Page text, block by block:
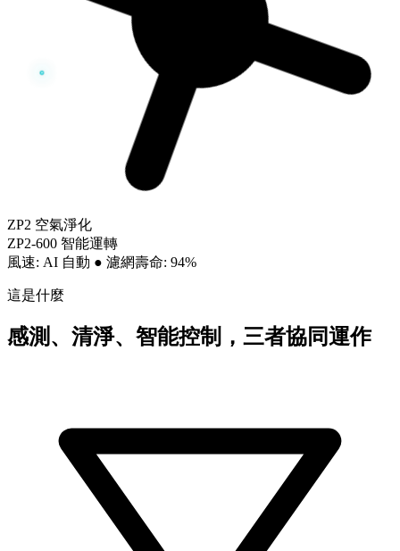
ZP2 空氣淨化
ZP2-600 智能運轉
風速: AI 自動 ● 濾網壽命: 94%
這是什麼
感測、清淨、智能控制，三者協同運作